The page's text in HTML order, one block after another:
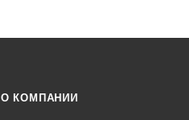
О КОМПАНИИ